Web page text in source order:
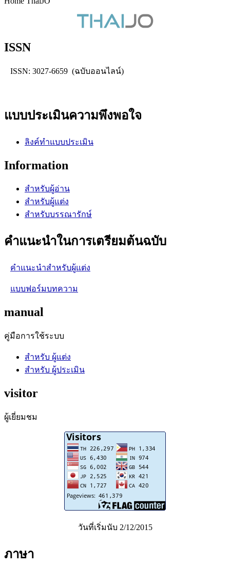
ISSN
ISSN: 3027-6659 (ฉบับออนไลน์)
แบบประเมินความพึงพอใจ
ลิงค์ทำแบบประเมิน
Information
สำหรับผู้อ่าน
สำหรับผู้แต่ง
สำหรับบรรณารักษ์
คำแนะนำในการเตรียมต้นฉบับ
คำแนะนำสำหรับผู้แต่ง
แบบฟอร์มบทความ
manual
คู่มือการใช้ระบบ
สำหรับ ผู้แต่ง
สำหรับ ผู้ประเมิน
visitor
ผู้เยี่ยมชม
วันที่เริ่มนับ 2/12/2015
ภาษา